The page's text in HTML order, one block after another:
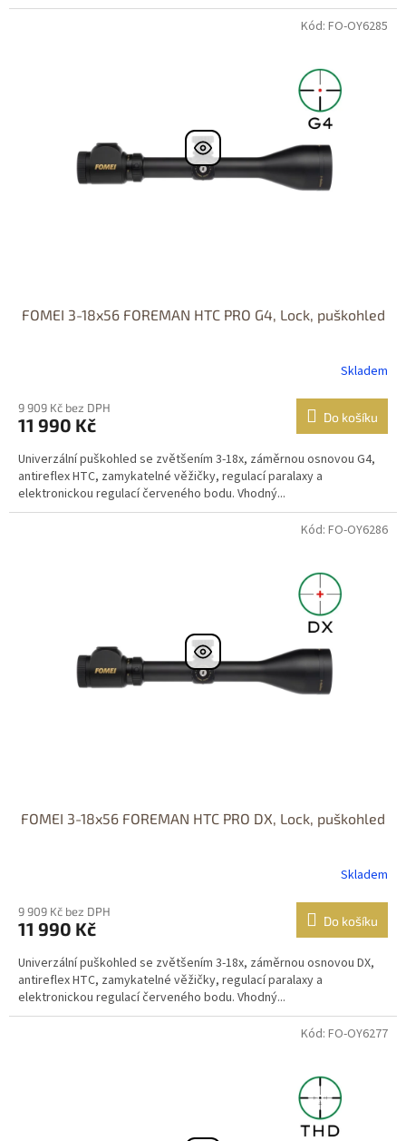
FOMEI 3-18x56 FOREMAN HTC PRO G4, Lock, puškohled
Skladem
9 909 Kč bez DPH
11 990 Kč Do košíku
Univerzální puškohled se zvětšením 3-18x, záměrnou osnovou G4,
antireflex HTC, zamykatelné věžičky, regulací paralaxy a
elektronickou regulací červeného bodu. Vhodný...
Kód: FO-OY6285
FOMEI 3-18x56 FOREMAN HTC PRO DX, Lock, puškohled
Skladem
9 909 Kč bez DPH
11 990 Kč Do košíku
Univerzální puškohled se zvětšením 3-18x, záměrnou osnovou DX,
antireflex HTC, zamykatelné věžičky, regulací paralaxy a
elektronickou regulací červeného bodu. Vhodný...
Kód: FO-OY6286
Kód: FO-OY6277